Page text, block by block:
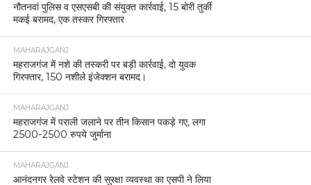
नौतनवां पुलिस व एसएसबी की संयुक्त कार्रवाई, 15 बोरी तुर्की
मकई बरामद, एक तस्कर गिरफ्तार
MAHARAJGANJ
महराजगंज में नशे की तस्करी पर बड़ी कार्रवाई, दो युवक
गिरफ्तार, 150 नशीले इंजेक्शन बरामद।
MAHARAJGANJ
महराजगंज में पराली जलाने पर तीन किसान पकड़े गए, लगा
2500-2500 रुपये जुर्माना
MAHARAJGANJ
आनंदनगर रेलवे स्टेशन की सुरक्षा व्यवस्था का एसपी ने लिया